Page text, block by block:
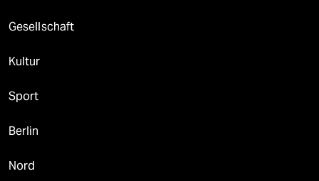
Gesellschaft
Kultur
Sport
Berlin
Nord